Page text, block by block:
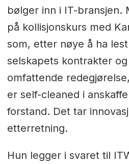
bølger inn i IT-bransjen.
på kollisjonskurs med
som, etter nøye å ha
selskapets kontrakter
omfattende
er self-cleaned i
forstand. Det tar
etterretning.
Hun legger i svaret til